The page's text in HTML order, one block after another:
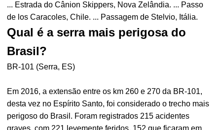
... Estrada do Cânion Skippers, Nova Zelândia. ... Passo
de los Caracoles, Chile. ... Passagem de Stelvio, Itália.
Qual é a serra mais perigosa do
Brasil?
BR-101 (Serra, ES)
Em 2016, a extensão entre os km 260 e 270 da BR-101,
desta vez no Espírito Santo, foi considerado o trecho mais
perigoso do Brasil. Foram registrados 215 acidentes
graves, com 221 levemente feridos, 152 que ficaram em